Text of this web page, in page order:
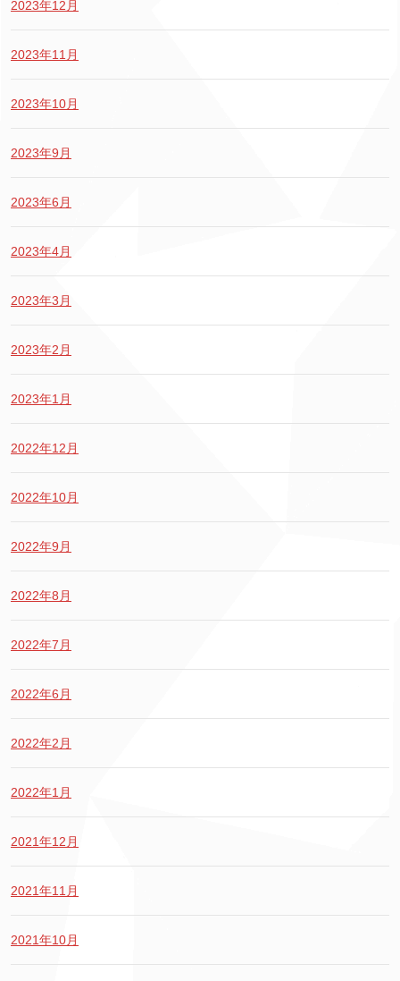
2023年12月
2023年11月
2023年10月
2023年9月
2023年6月
2023年4月
2023年3月
2023年2月
2023年1月
2022年12月
2022年10月
2022年9月
2022年8月
2022年7月
2022年6月
2022年2月
2022年1月
2021年12月
2021年11月
2021年10月